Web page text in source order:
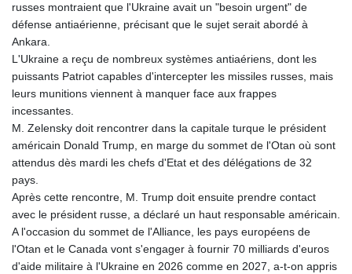
russes montraient que l'Ukraine avait un "besoin urgent" de
défense antiaérienne, précisant que le sujet serait abordé à
Ankara.
L'Ukraine a reçu de nombreux systèmes antiaériens, dont les
puissants Patriot capables d'intercepter les missiles russes, mais
leurs munitions viennent à manquer face aux frappes
incessantes.
M. Zelensky doit rencontrer dans la capitale turque le président
américain Donald Trump, en marge du sommet de l'Otan où sont
attendus dès mardi les chefs d'Etat et des délégations de 32
pays.
Après cette rencontre, M. Trump doit ensuite prendre contact
avec le président russe, a déclaré un haut responsable américain.
A l'occasion du sommet de l'Alliance, les pays européens de
l'Otan et le Canada vont s'engager à fournir 70 milliards d'euros
d'aide militaire à l'Ukraine en 2026 comme en 2027, a-t-on appris